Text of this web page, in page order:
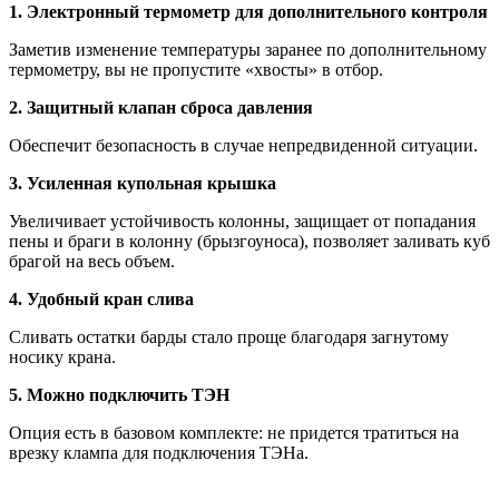
1. Электронный термометр для дополнительного контроля
Заметив изменение температуры заранее по дополнительному
термометру, вы не пропустите «хвосты» в отбор.
2. Защитный клапан сброса давления
Обеспечит безопасность в случае непредвиденной ситуации.
3. Усиленная купольная крышка
Увеличивает устойчивость колонны, защищает от попадания
пены и браги в колонну (брызгоуноса), позволяет заливать куб
брагой на весь объем.
4. Удобный кран слива
Сливать остатки барды стало проще благодаря загнутому
носику крана.
5. Можно подключить ТЭН
Опция есть в базовом комплекте: не придется тратиться на
врезку клампа для подключения ТЭНа.